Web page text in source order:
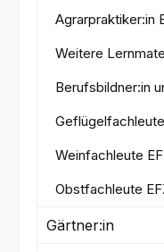
Agrarpraktiker:in
Weitere
Berufsbildner:in
Weinfachleute
Obstfachleute
Gärtner:in